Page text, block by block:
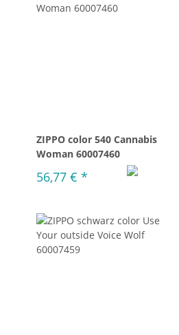
ZIPPO color 540 Cannabis
Woman 60007460
56,77 € *